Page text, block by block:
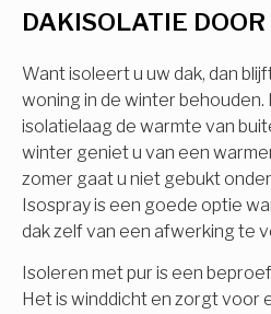
DAKISOLATIE
Want isoleert u uw dak, dan
woning in de winter
isolatielaag de warmte van
winter geniet u van een
zomer gaat u niet gebukt
Isospray is een goede optie
dak zelf van een afwerking te
Isoleren met pur is een
Het is winddicht en zorgt voor